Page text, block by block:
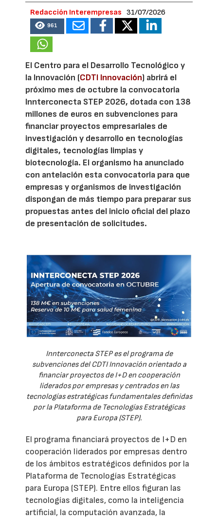
Redacción Interempresas 31/07/2026
961
El Centro para el Desarrollo Tecnológico y
la Innovación (CDTI Innovación) abrirá el
próximo mes de octubre la convocatoria
Innterconecta STEP 2026, dotada con 138
millones de euros en subvenciones para
financiar proyectos empresariales de
investigación y desarrollo en tecnologías
digitales, tecnologías limpias y
biotecnología. El organismo ha anunciado
con antelación esta convocatoria para que
empresas y organismos de investigación
dispongan de más tiempo para preparar sus
propuestas antes del inicio oficial del plazo
de presentación de solicitudes.
Innterconecta STEP es el programa de
subvenciones del CDTI Innovación orientado a
financiar proyectos de I+D en cooperación
liderados por empresas y centrados en las
tecnologías estratégicas fundamentales definidas
por la Plataforma de Tecnologías Estratégicas
para Europa (STEP).
El programa financiará proyectos de I+D en
cooperación liderados por empresas dentro
de los ámbitos estratégicos definidos por la
Plataforma de Tecnologías Estratégicas
para Europa (STEP). Entre ellos figuran las
tecnologías digitales, como la inteligencia
artificial, la computación avanzada, la